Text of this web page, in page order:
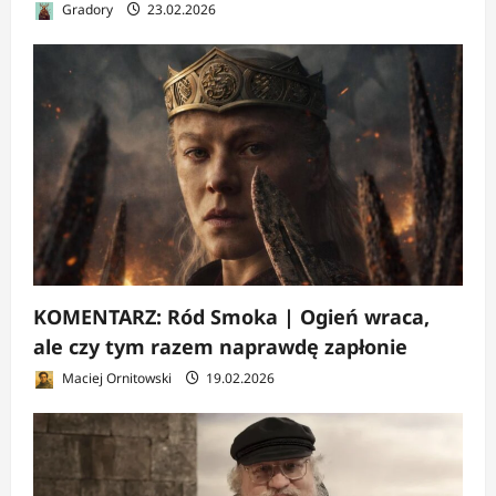
Gradory 23.02.2026
KOMENTARZ: Ród Smoka | Ogień wraca,
ale czy tym razem naprawdę zapłonie
Maciej Ornitowski 19.02.2026